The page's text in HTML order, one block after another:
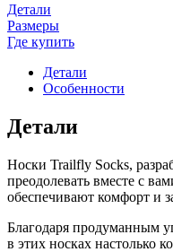
Детали
Размеры
Где купить
Детали
Особенности
Детали
Носки Trailfly Socks,
преодолевать вместе с
обеспечивают комфорт и
Благодаря продуманным
в этих носках настолько